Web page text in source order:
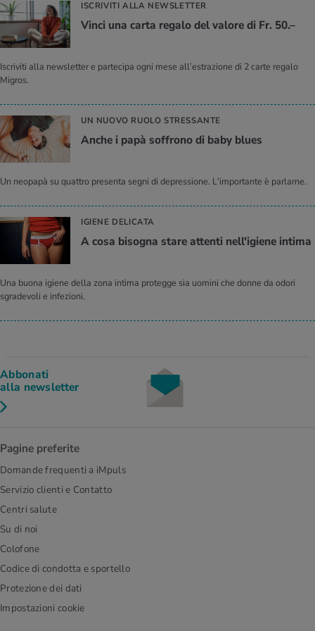
ISCRIVITI ALLA NEWSLETTER
Vinci una carta regalo del valore di Fr. 50.–
Iscriviti alla newsletter e partecipa ogni mese all’estrazione di 2 carte regalo
Migros.
UN NUOVO RUOLO STRESSANTE
Anche i papà soffrono di baby blues
Un neopapà su quattro presenta segni di depressione. L'importante è parlarne.
IGIENE DELICATA
A cosa bisogna stare attenti nell'igiene intima
Una buona igiene della zona intima protegge sia uomini che donne da odori
sgradevoli e infezioni.
Abbonati
alla newsletter
Pagine preferite
Domande frequenti a iMpuls
Servizio clienti e Contatto
Centri salute
Su di noi
Colofone
Codice di condotta e sportello
Protezione dei dati
Impostazioni cookie